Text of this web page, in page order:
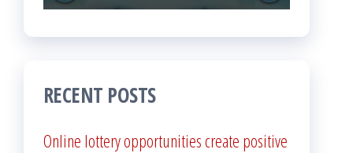
RECENT POSTS
Online lottery opportunities create positive